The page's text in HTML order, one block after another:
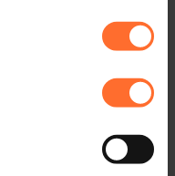
nécessaires au
des différents
« Détails » ci-
le site et certaines
partage sur les